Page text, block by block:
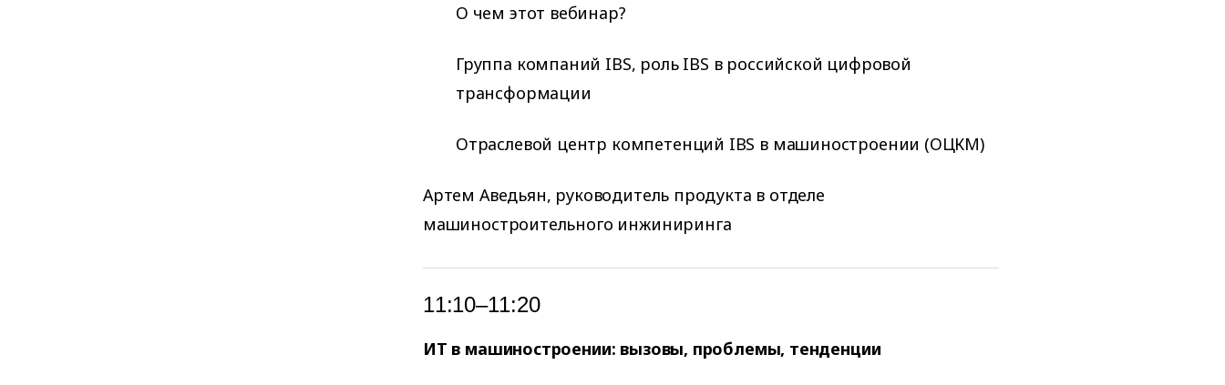
О чем этот вебинар?
Группа компаний IBS, роль IBS в российской цифровой
трансформации
Отраслевой центр компетенций IBS в машиностроении (ОЦКМ)
Артем Аведьян, руководитель продукта в отделе
машиностроительного инжиниринга
11:10–11:20
ИТ в машиностроении: вызовы, проблемы, тенденции